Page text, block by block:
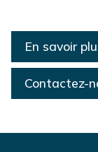
En savoir
Contactez-